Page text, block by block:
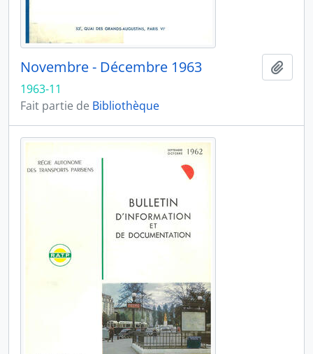
Novembre - Décembre 1963
1963-11
Fait partie de Bibliothèque